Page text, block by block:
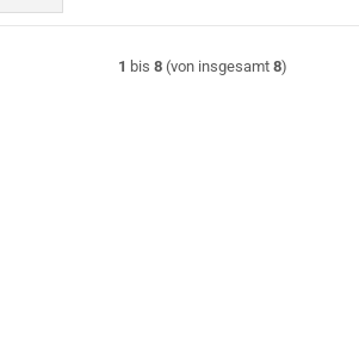
Kotflügel anzeigen
1 bis8 (von insgesamt8)